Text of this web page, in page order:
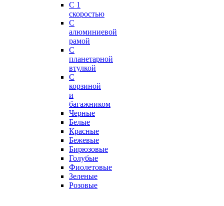
С 1
скоростью
С
алюминиевой
рамой
С
планетарной
втулкой
С
корзиной
и
багажником
Черные
Белые
Красные
Бежевые
Бирюзовые
Голубые
Фиолетовые
Зеленые
Розовые